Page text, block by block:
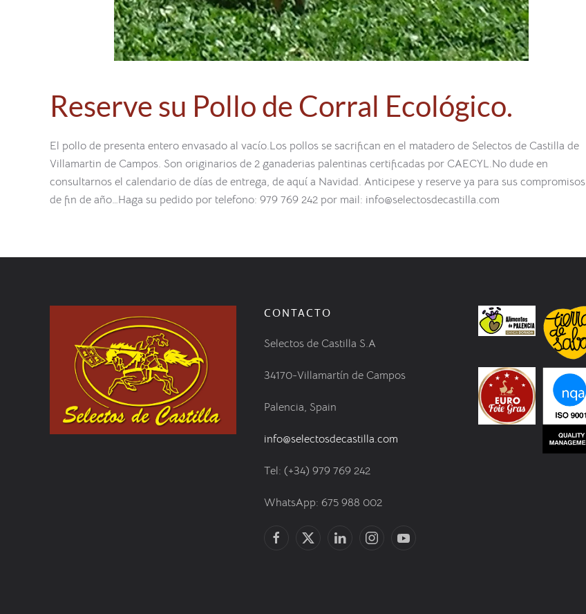
Reserve su Pollo de Corral Ecológico.
El pollo de presenta entero envasado al vacío.Los pollos se sacrifican en el matadero de Selectos de Castilla de
Villamartin de Campos. Son originarios de 2 ganaderias palentinas certificadas por CAECYL.No dude en
consultarnos el calendario de días de entrega, de aquí a Navidad. Anticipese y reserve ya para sus compromisos
de fin de año…Haga su pedido por telefono: 979 769 242 por mail: info@selectosdecastilla.com
CONTACTO
Selectos de Castilla S.A
34170-Villamartín de Campos
Palencia, Spain
info@selectosdecastilla.com
Tel: (+34) 979 769 242
WhatsApp: 675 988 002